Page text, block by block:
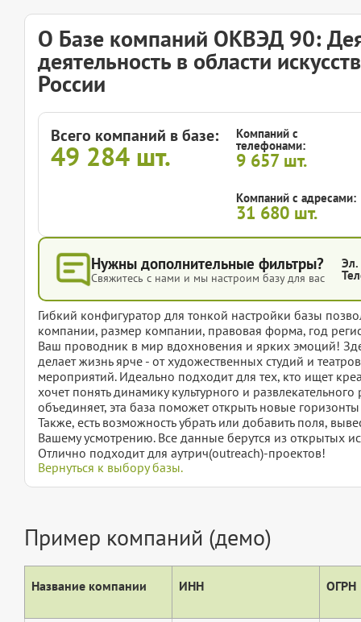
О Базе компаний ОКВЭД 90:
деятельность в области
России
Всего компаний в базе:
49 284 шт.
Компаний с
телефонами:
9 657 шт.
Компаний с адресами:
31 680 шт.
Нужны дополнительные фильтры?
Свяжитесь с нами и мы настроим базу для вас
Эл.
Гибкий конфигуратор для тонкой настройки базы
компании, размер компании, правовая форма, год
Ваш проводник в мир вдохновения и ярких эмоций!
делает жизнь ярче - от художественных студий и
мероприятий. Идеально подходит для тех, кто ищет
хочет понять динамику культурного и
объединяет, эта база поможет открыть новые
Также, есть возможность убрать или добавить поля,
Вашему усмотрению. Все данные берутся из открытых
Отлично подходит для аутрич(outreach)-проектов!
Вернуться к выбору базы.
Пример компаний (демо)
Название компании ИНН ОГРН